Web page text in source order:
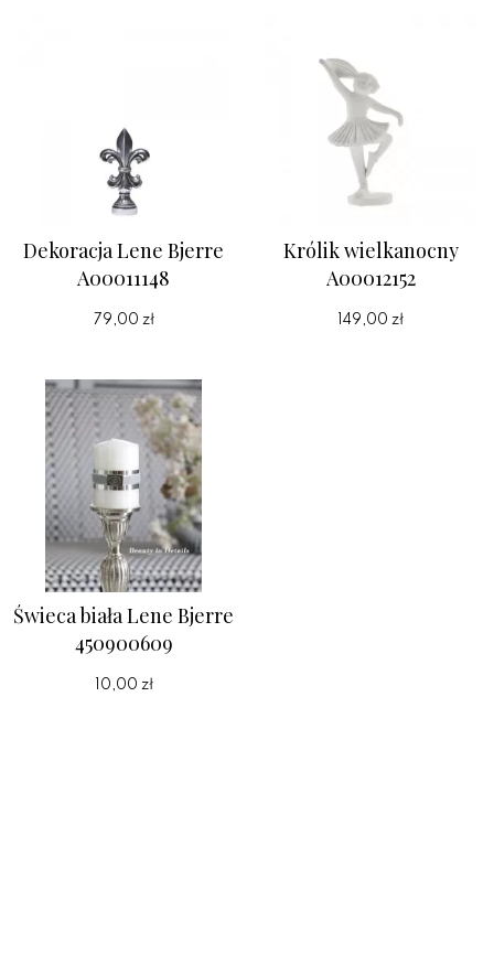
Dekoracja Lene Bjerre
A00011148
79,00 zł
Królik wielkanocny
A00012152
149,00 zł
Świeca biała Lene Bjerre
450900609
10,00 zł